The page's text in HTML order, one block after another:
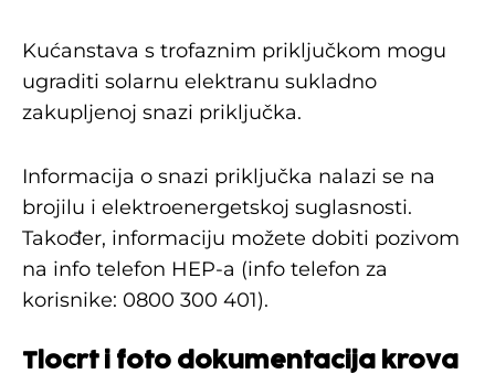
Kućanstava s trofaznim priključkom mogu
ugraditi solarnu elektranu sukladno
zakupljenoj snazi priključka.
Informacija o snazi priključka nalazi se na
brojilu i elektroenergetskoj suglasnosti.
Također, informaciju možete dobiti pozivom
na info telefon HEP-a (info telefon za
korisnike: 0800 300 401).
Tlocrt i foto dokumentacija krova